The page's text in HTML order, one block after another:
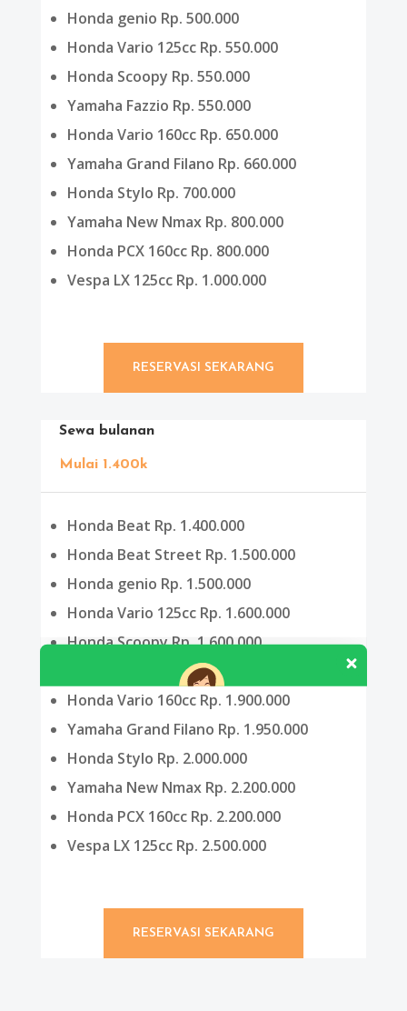
Honda genio Rp. 500.000
Honda Vario 125cc Rp. 550.000
Honda Scoopy Rp. 550.000
Yamaha Fazzio Rp. 550.000
Honda Vario 160cc Rp. 650.000
Yamaha Grand Filano Rp. 660.000
Honda Stylo Rp. 700.000
Yamaha New Nmax Rp. 800.000
Honda PCX 160cc Rp. 800.000
Vespa LX 125cc Rp. 1.000.000
RESERVASI SEKARANG
Sewa bulanan
Mulai 1.400k
Honda Beat Rp. 1.400.000
Honda Beat Street Rp. 1.500.000
Honda genio Rp. 1.500.000
Honda Vario 125cc Rp. 1.600.000
Honda Scoopy Rp. 1.600.000
Yamaha Fazzio Rp. 1.600.000
Honda Vario 160cc Rp. 1.900.000
Yamaha Grand Filano Rp. 1.950.000
Honda Stylo Rp. 2.000.000
Yamaha New Nmax Rp. 2.200.000
Honda PCX 160cc Rp. 2.200.000
Vespa LX 125cc Rp. 2.500.000
RESERVASI SEKARANG
FRent Jogja siap membantu anda?